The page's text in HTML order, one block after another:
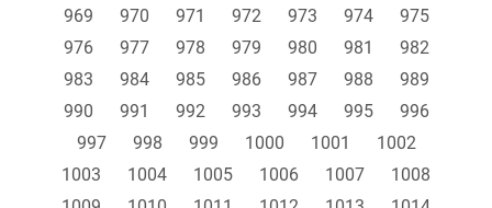
969
970 971 972 973 974
975
976
977 978 979 980 981
982
983
984 985 986 987 988
989
990
991 992 993 994 995
996
997
998 999 1000 1001
1002
1003
1004 1005 1006 1007
1008